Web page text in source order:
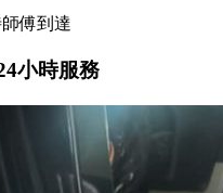
傅到達
小時服務